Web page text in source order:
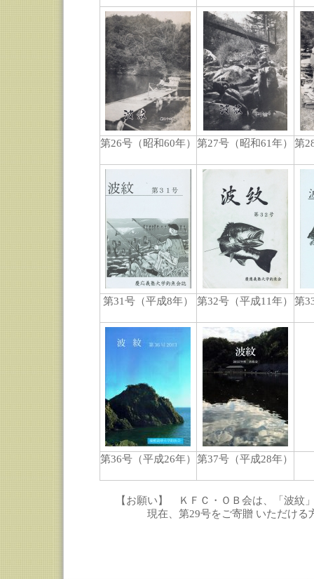
第26号（昭和60年） 第27号（昭和61年） 第
第31号（平成8年） 第32号（平成11年） 第
第36号（平成26年） 第37号（平成28年）
【お願い】 ＫＦＣ・ＯＢ会は、「波紋
現在、第29号をご寄贈 いただける方